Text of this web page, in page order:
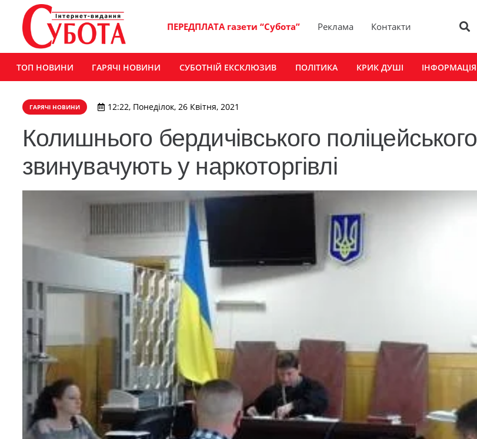
ПЕРЕДПЛАТА газети “Субота” Реклама Контакти
ТОП НОВИНИ ГАРЯЧІ НОВИНИ СУБОТНІЙ ЕКСКЛЮЗИВ ПОЛІТИКА КРИК ДУШІ ІНФОРМАЦІЯ
ГАРЯЧІ НОВИНИ 12:22, Понеділок, 26 Квітня, 2021
Колишнього бердичівського поліцейського
звинувачують у наркоторгівлі